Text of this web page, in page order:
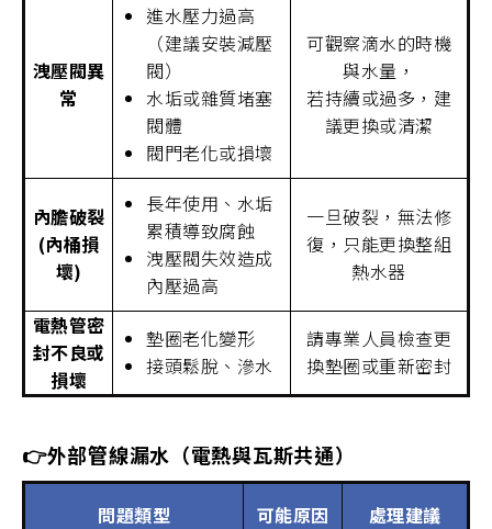
洩壓閥異
常
進水壓力過高
（建議安裝減壓
閥）
水垢或雜質堵塞
閥體
閥門老化或損壞
可觀察滴水的時機
與水量，
若持續或過多，建
議更換或清潔
內膽破裂
(內桶損
壞)
長年使用、水垢
累積導致腐蝕
洩壓閥失效造成
內壓過高
一旦破裂，無法修
復，只能更換整組
熱水器
電熱管密
封不良或
損壞
墊圈老化變形
接頭鬆脫、滲水
請專業人員檢查更
換墊圈或重新密封
👉外部管線漏水（電熱與瓦斯共通）
問題類型 可能原因 處理建議